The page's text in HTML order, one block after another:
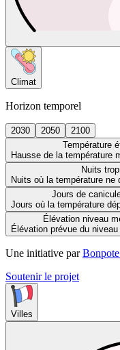
Climat
Horizon temporel
2030 2050
2100
Température
Hausse de la température
Nuits
Nuits où la température ne
Jours de
Jours où la température
Élévation niveau
Élévation prévue du
Une initiative par
Soutenir le projet
Villes